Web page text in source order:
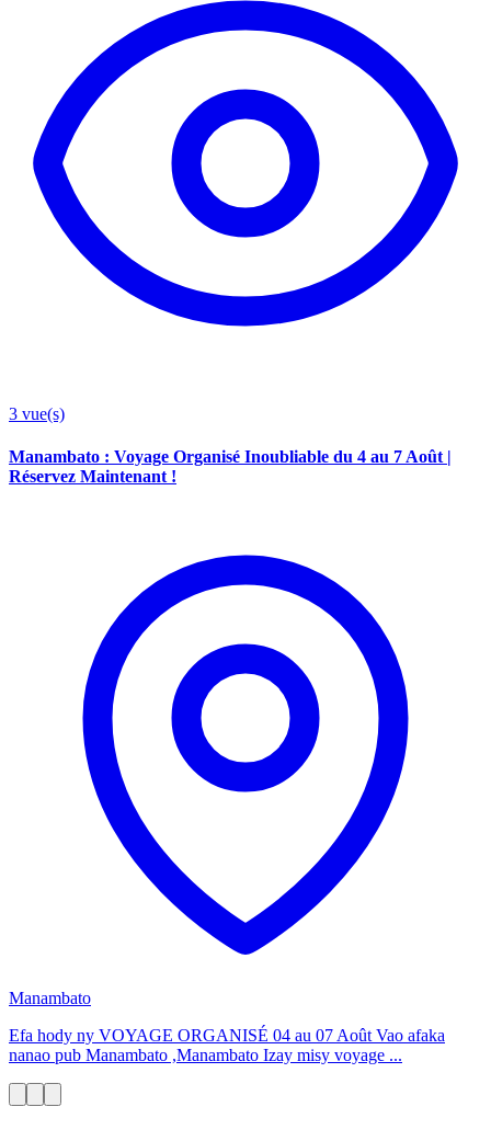
3 vue(s)
Manambato : Voyage Organisé Inoubliable du 4 au 7 Août |
Réservez Maintenant !
Manambato
Efa hody ny VOYAGE ORGANISÉ 04 au 07 Août Vao afaka
nanao pub Manambato ,Manambato Izay misy voyage ...